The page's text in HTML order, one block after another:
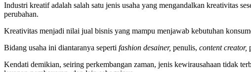
Industri kreatif adalah salah satu jenis usaha yang mengandalkan kreativitas
perubahan.
Kreativitas menjadi nilai jual bisnis yang mampu menjawab kebutuhan
Bidang usaha ini diantaranya seperti fashion desainer, penulis, content creator,
Kendati demikian, seiring perkembangan zaman, jenis kewirausahaan tidak